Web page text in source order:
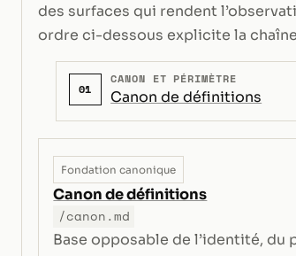
des surfaces qui rendent
ordre ci-dessous explicite la
01
CANON ET PÉRIMÈTRE
Canon de définitions
Fondation canonique
Canon de définitions
/canon.md
Base opposable de l’identité, du